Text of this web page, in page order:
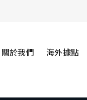
關於我們 海外據點